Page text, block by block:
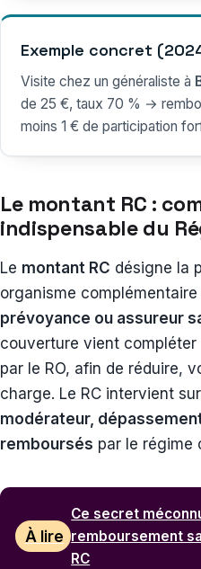
Exemple concret
Visite chez un généraliste à
de 25 €, taux 70 % →
moins 1 € de participation
Le montant RC :
indispensable du
Le montant RC désigne la
organisme complémentaire
prévoyance ou assureur
couverture vient
par le RO, afin de réduire,
charge. Le RC intervient
modérateur,
remboursés par le régime
À lire
Ce secret
remboursement
RC